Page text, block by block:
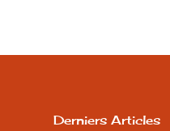
Derniers Articles